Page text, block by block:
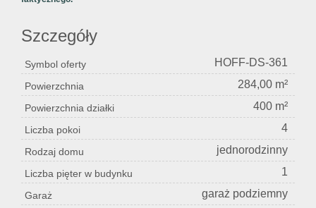
Szczegóły
Symbol oferty HOFF-DS-361
Powierzchnia 284,00 m²
Powierzchnia działki 400 m²
Liczba pokoi 4
Rodzaj domu jednorodzinny
Liczba pięter w budynku 1
Garaż garaż podziemny